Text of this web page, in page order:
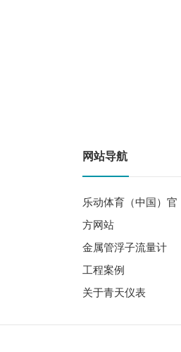
网站导航
乐动体育（中国）官
方网站
金属管浮子流量计
工程案例
关于青天仪表